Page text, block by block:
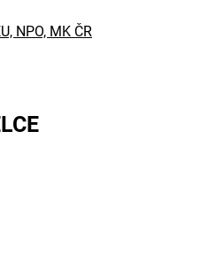
NPO, MK ČR